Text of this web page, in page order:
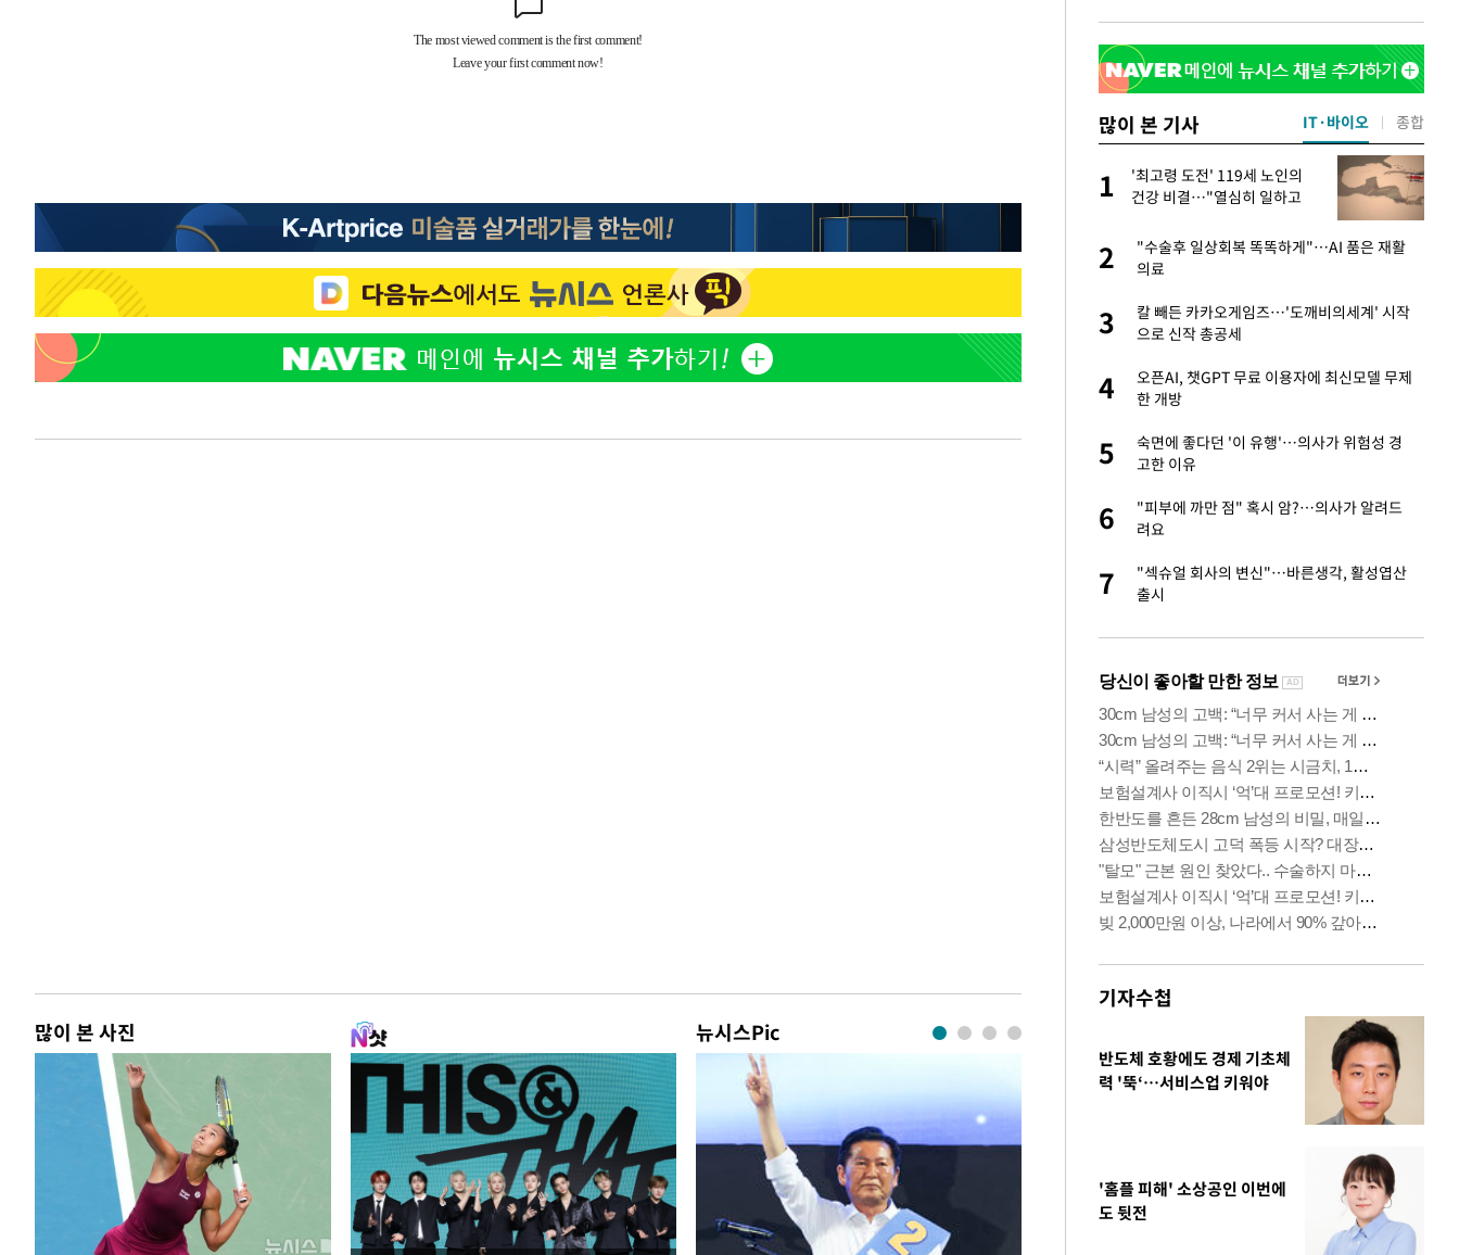
이강인 "아틀레티코 이적 기뻐…등번호 7번 의미보단 팀 위해 뛸
[속보]與 당대표 경선, 제주·인천 권리당원 투표 김민석 승리
-2432초 전 >강릉에 시간당 81.4㎜ 물폭탄…도로 잠기고 담벼락 붕괴
24분 전 >
백운산서 80년근 천종산삼 9뿌리 발견…감정가 1.3억원
1시간 전 >남자 농구, 나고야 아시안게임서 '홈팀' 일본과 한일전
1시간 전 >여수 오동도 해상서 모터보트 전복…1명 사망·1명 실종
2시간 전 >
극한폭염 한풀 꺾이지만…'낮 최고 35도' 무더위, 열대야 계속[다음주
날씨]
3시간 전 >축구협회 "압수수색·성접대 논란 사과…쇄신의 기회로 삼겠다"
7시간 전 >'최고 37도' 폭염 지속…강원동해안 최대 150㎜ 비
많이 본 사진 뉴시스Pic
많이 본 기사
2
"손 떨림 포착"…카라 한승연, 건강 괜찮나
팬들 '걱정'
3
김희철, 거꾸로 걸린 광복절 태극기 현수막에
"X돌았네"
4
'덜 똘똘한 한 채' 시대 오나…20억대 아파트
5
차가원 "○○○ 까면 주변 다 죽어"…전세금
1
'최고령 도전' 119세 노인의
건강 비결…"열심히 일하고
2
"수술후 일상회복 똑똑하게"…AI 품은 재활
의료
3
칼 빼든 카카오게임즈…'도깨비의세계' 시작
으로 신작 총공세
4
오픈AI, 챗GPT 무료 이용자에 최신모델 무제
한 개방
5
숙면에 좋다던 '이 유행'…의사가 위험성 경
고한 이유
6
"피부에 까만 점" 혹시 암?…의사가 알려드
려요
7
"섹슈얼 회사의 변신"…바른생각, 활성엽산
출시
IT·바이오 종합
기자수첩
반도체 호황에도 경제 기초체
력 '뚝‘…서비스업 키워야
'홈플 피해' 소상공인 이번에
도 뒷전